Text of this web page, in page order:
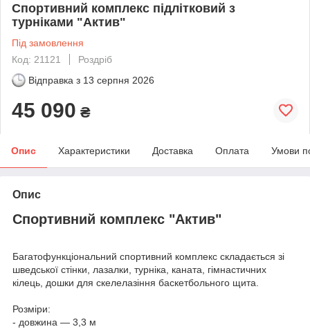
Спортивний комплекс підлітковий з
турніками "Актив"
Під замовлення
Код: 21121
Роздріб
Відправка з 13 серпня 2026
45 090 ₴
Опис Характеристики Доставка Оплата Умови
Опис
Спортивний комплекс "Актив"
Багатофункціональний спортивний комплекс складається зі
шведської стінки, лазалки, турніка, каната, гімнастичних
кілець, дошки для скелелазіння баскетбольного щита.
Розміри:
- довжина — 3,3 м